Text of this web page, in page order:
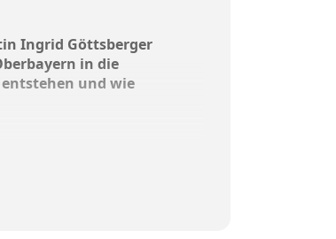
Ingrid Göttsberger
in die
und wie